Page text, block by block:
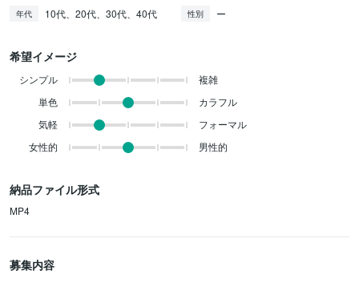
年代 10代、20代、30代、40代 性別 ー
希望イメージ
シンプル
複雑
単色
カラフル
気軽
フォーマル
女性的
男性的
納品ファイル形式
MP4
募集内容